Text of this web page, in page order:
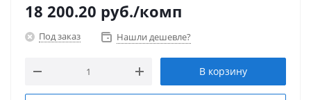
18 200.20 руб./комп
Под заказ Нашли дешевле?
В корзину